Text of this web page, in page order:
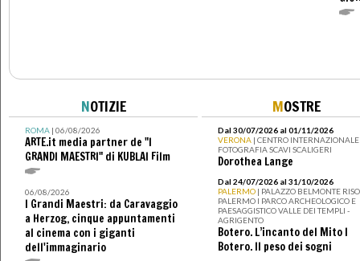
NOTIZIE
ROMA | 06/08/2026
ARTE.it media partner de "I
GRANDI MAESTRI" di KUBLAI Film
06/08/2026
I Grandi Maestri: da Caravaggio
a Herzog, cinque appuntamenti
al cinema con i giganti
dell'immaginario
MOSTRE
Dal 30/07/2026 al 01/11/2026
VERONA | CENTRO
FOTOGRAFIA SCAVI SCALIGERI
Dorothea Lange
Dal 24/07/2026 al 31/10/2026
PALERMO | PALAZZO BELMONTE
PALERMO I PARCO ARCHEOLOGICO E
PAESAGGISTICO VALLE DEI TEMPLI -
AGRIGENTO
Botero. L’incanto del Mito I
Botero. Il peso dei sogni